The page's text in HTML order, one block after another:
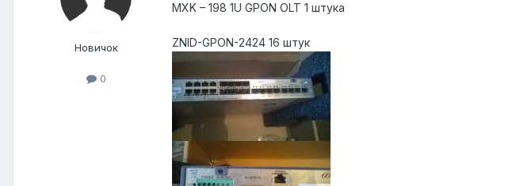
Новичок
0
MXK – 198 1U GPON OLT 1 штука
ZNID-GPON-2424 16 штук